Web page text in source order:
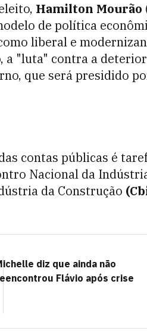
Hamilton Mourão
de política
liberal e
a "luta" contra a
que será presidido
contas públicas é
Nacional da
da Construção
diz que ainda não
Flávio após crise